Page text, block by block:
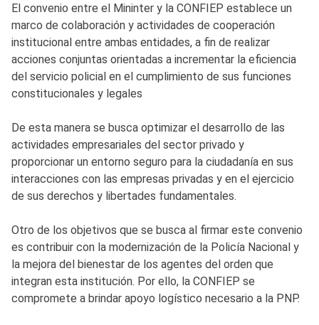
El convenio entre el Mininter y la CONFIEP establece un
marco de colaboración y actividades de cooperación
institucional entre ambas entidades, a fin de realizar
acciones conjuntas orientadas a incrementar la eficiencia
del servicio policial en el cumplimiento de sus funciones
constitucionales y legales
De esta manera se busca optimizar el desarrollo de las
actividades empresariales del sector privado y
proporcionar un entorno seguro para la ciudadanía en sus
interacciones con las empresas privadas y en el ejercicio
de sus derechos y libertades fundamentales.
Otro de los objetivos que se busca al firmar este convenio
es contribuir con la modernización de la Policía Nacional y
la mejora del bienestar de los agentes del orden que
integran esta institución. Por ello, la CONFIEP se
compromete a brindar apoyo logístico necesario a la PNP.